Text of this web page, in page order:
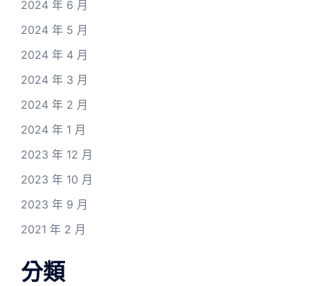
2024 年 6 月
2024 年 5 月
2024 年 4 月
2024 年 3 月
2024 年 2 月
2024 年 1 月
2023 年 12 月
2023 年 10 月
2023 年 9 月
2021 年 2 月
分類